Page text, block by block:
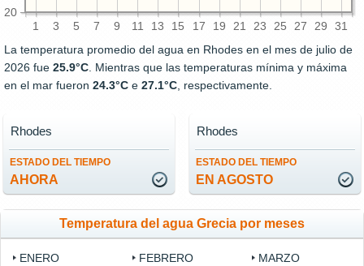
1 3 5 7 9 11 13 15 17 19 21 23 25 27 29 31
20
La temperatura promedio del agua en Rhodes en el mes de julio de
2026 fue 25.9°C. Mientras que las temperaturas mínima y máxima
en el mar fueron 24.3°C e 27.1°C, respectivamente.
ESTADO DEL TIEMPO
AHORA
Rhodes
ESTADO DEL TIEMPO
EN AGOSTO
Rhodes
Temperatura del agua Grecia por meses
ENERO FEBRERO
MARZO